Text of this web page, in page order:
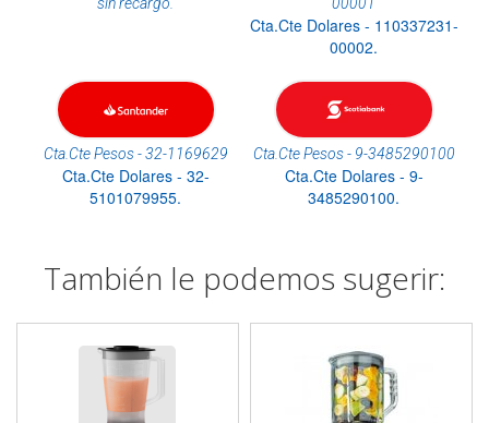
sin recargo.
00001
Cta.Cte Dolares - 110337231-
00002.
Cta.Cte Pesos - 32-1169629
Cta.Cte Dolares - 32-
5101079955.
Cta.Cte Pesos - 9-3485290100
Cta.Cte Dolares - 9-
3485290100.
También le podemos sugerir: